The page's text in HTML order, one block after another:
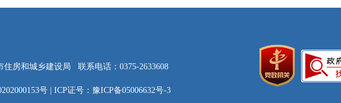
住房和城乡建设局 联系电话：0375-2633608
号 ICP证号：豫ICP备05006632号-3